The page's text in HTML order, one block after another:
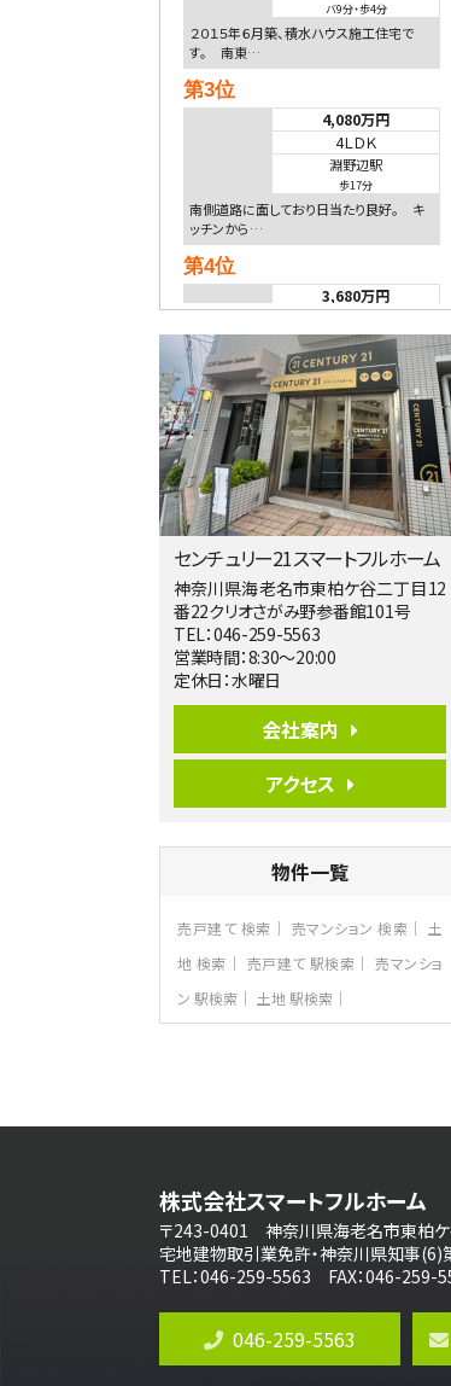
バ9分・歩4分
２０１５年６月築、積水ハウス施工住宅で
す。 南東…
第3位
4,080万円
4ＬＤＫ
淵野辺駅
歩17分
南側道路に面しており日当たり良好。 キ
ッチンから…
第4位
3,680万円
海老名駅
バ15分 ・歩1分
リビングダイニング部分の床暖房完備 車
並列2台駐…
第5位
4,190万円
4ＬＤＫ
桜ヶ丘駅
バ14分・歩4分
LDK約20帖とゆとりある広さ！WIC、SIC
の…
第6位
3,598万円
全棟ＬＤＫは16帖の4ＬＤＫ！食器洗い乾燥
機や浴…
4ＬＤＫ
海老名駅
能です。 …
第8位
3,180万円
3ＬＤＫ
4ＬＤＫ
橋本駅
バ19分 ・歩8分
開放感があり日当たり良好な南西・北西角
地区画。 …
3,680万円
センチュリー21スマートフルホーム
神奈川県海老名市東柏ケ谷二丁目12
番22クリオさがみ野参番館101号
TEL：046-259-5563
営業時間：8:30～20:00
定休日：水曜日
会社案内
アクセス
物件一覧
売戸建て 検索 売マンション 検索
土
地 検索
売戸建て 駅検索
売マンショ
ン 駅検索
土地 駅検索
株式会社スマートフルホーム
〒243-0401 神奈川県海老名市東柏ケ
宅地建物取引業免許・神奈川県知事(6)
TEL：046-259-5563 FAX：046-259-
046-259-5563